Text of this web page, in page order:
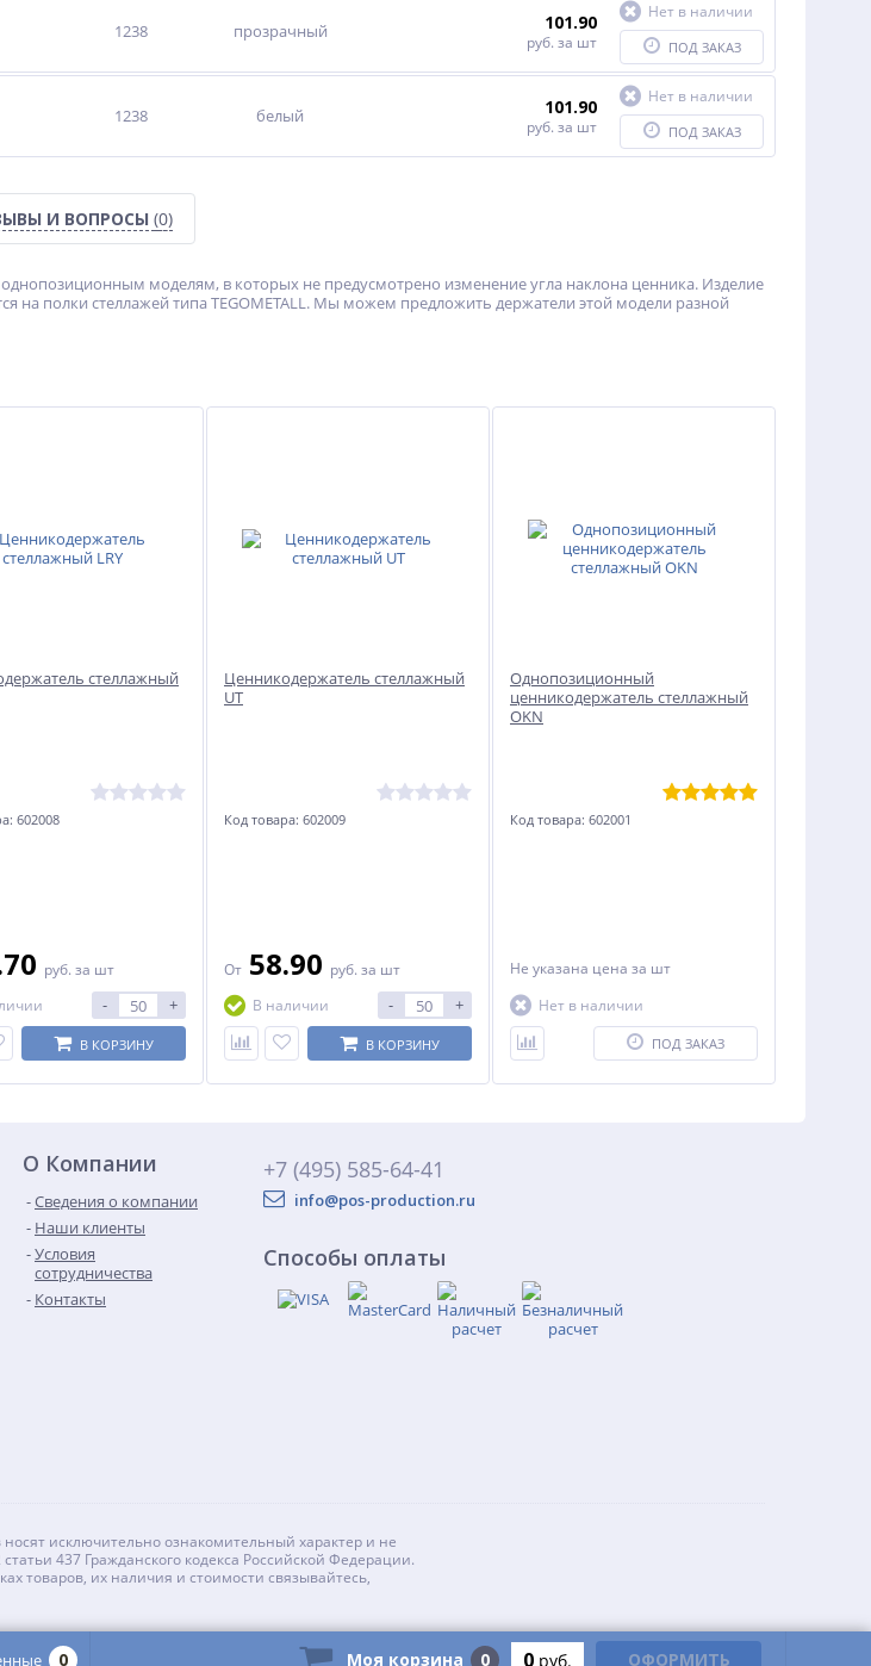
1238 прозрачный 101.90
руб. за шт
Нет в наличии
ПОД ЗАКАЗ
1238 белый 101.90
руб. за шт
Нет в наличии
ПОД ЗАКАЗ
И ВОПРОСЫ (0)
моделям, в которых не предусмотрено изменение угла наклона ценника. Изделие
на полки стеллажей типа TEGOMETALL. Мы можем предложить держатели этой модели разной
стеллажный
602008
руб. за шт
- +
В КОРЗИНУ
Ценникодержатель стеллажный
UT
Код товара: 602009
От 58.90 руб. за шт
В наличии
- +
В КОРЗИНУ
Однопозиционный
ценникодержатель стеллажный
OKN
Код товара: 602001
Не указана цена за шт
Нет в наличии
ПОД ЗАКАЗ
О Компании
Сведения о компании
Наши клиенты
Условия
сотрудничества
Контакты
+7 (495) 585-64-41
info@pos-production.ru
Способы оплаты
исключительно ознакомительный характер и не
437 Гражданского кодекса Российской Федерации.
товаров, их наличия и стоимости связывайтесь,
0 Моя корзина 0 0 руб. ОФОРМИТЬ